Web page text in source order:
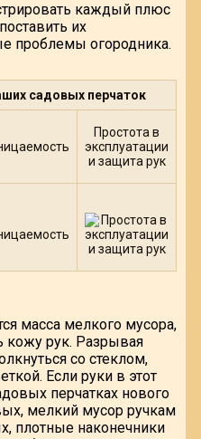
каждый плюс
их
проблемы огородника.
садовых перчаток
Простота в
эксплуатации
и защита рук
масса мелкого мусора,
кожу рук. Разрывая
со стеклом,
Если руки в этот
перчатках нового
мелкий мусор ручкам
плотные наконечники